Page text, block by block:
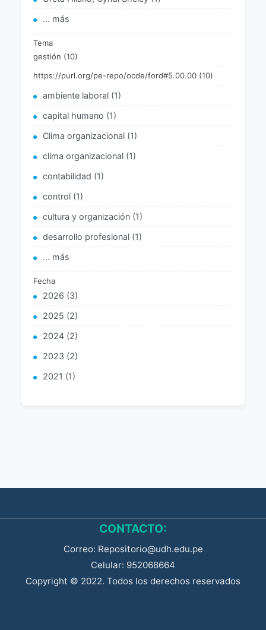
... más
Tema
gestión (10)
https://purl.org/pe-repo/ocde/ford#5.00.00 (10)
ambiente laboral (1)
capital humano (1)
Clima organizacional (1)
clima organizacional (1)
contabilidad (1)
control (1)
cultura y organización (1)
desarrollo profesional (1)
... más
Fecha
2026 (3)
2025 (2)
2024 (2)
2023 (2)
2021 (1)
CONTACTO:
Correo: Repositorio@udh.edu.pe
Celular: 952068664
Copyright © 2022. Todos los derechos reservados